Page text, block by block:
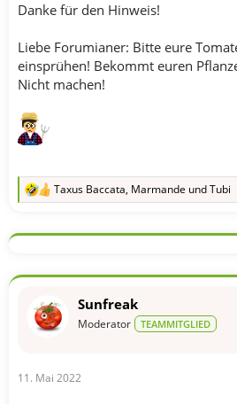
Danke für den Hinweis!
Liebe Forumianer: Bitte eure
einsprühen! Bekommt euren
Nicht machen!
R
k
o
Taxus Baccata, Marmande undTubi
Sunfreak
Moderator TEAMMITGLIED
11. Mai 2022